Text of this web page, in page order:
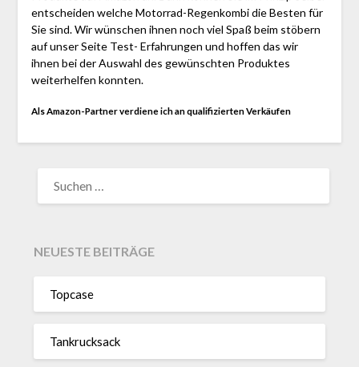
entscheiden welche Motorrad-Regen­kombi die Besten für
Sie sind. Wir wünschen ihnen noch viel Spaß beim stöbern
auf unser Seite Test- Erfahrungen und hoffen das wir
ihnen bei der Auswahl des gewünschten Produktes
weiterhelfen konnten.
Als Amazon-Partner verdiene ich an qualifizierten Verkäufen
NACH:
NEUESTE BEITRÄGE
Topcase
Tan­kruck­sack